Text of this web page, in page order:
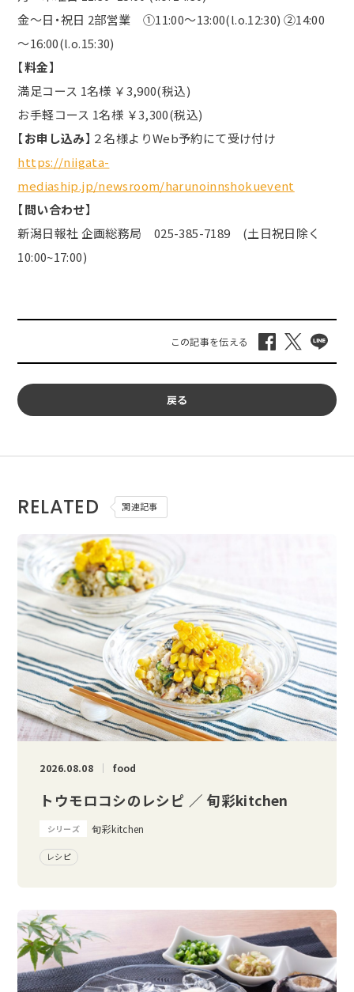
金～日・祝日 2部営業 ①11:00～13:00(l.o.12:30) ②14:00
～16:00(l.o.15:30)
【料金】
満足コース 1名様 ￥3,900(税込)
お手軽コース 1名様 ￥3,300(税込)
【お申し込み】２名様よりWeb予約にて受け付け
https://niigata-
mediaship.jp/newsroom/harunoinnshokuevent
【問い合わせ】
新潟日報社 企画総務局 025-385-7189 (土日祝日除く
10:00~17:00)
戻る
RELATED 関連記事
2026.08.08 food
トウモロコシのレシピ ／ 旬彩kitchen
シリーズ 旬彩kitchen
レシピ